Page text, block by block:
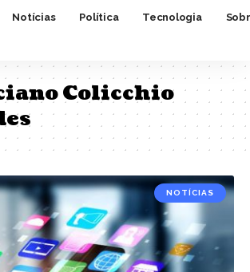
Notícias Política Tecnologia
Colicchio
NOTÍCIAS